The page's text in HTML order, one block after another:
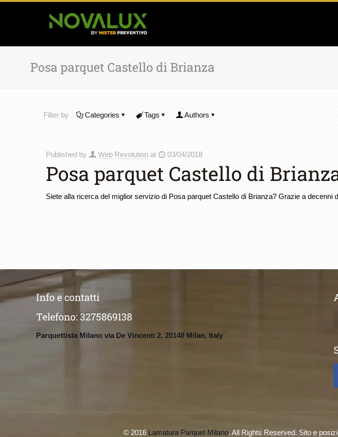
Posa parquet Castello di Brianza
Filter by Categories Tags Authors
Published by Web Revolution at 03/04/2018
Posa parquet Castello di
Siete alla ricerca del miglior servizio di Posa parquet Castello di Brianza? Grazie a
Info e contatti
Telefono:3275869138
Parquettista Milano via De Vincenti 2, 20148 Milan, Italy
© 2016 Lamatura Parquet Milano. All Rights Reserved. Sito e